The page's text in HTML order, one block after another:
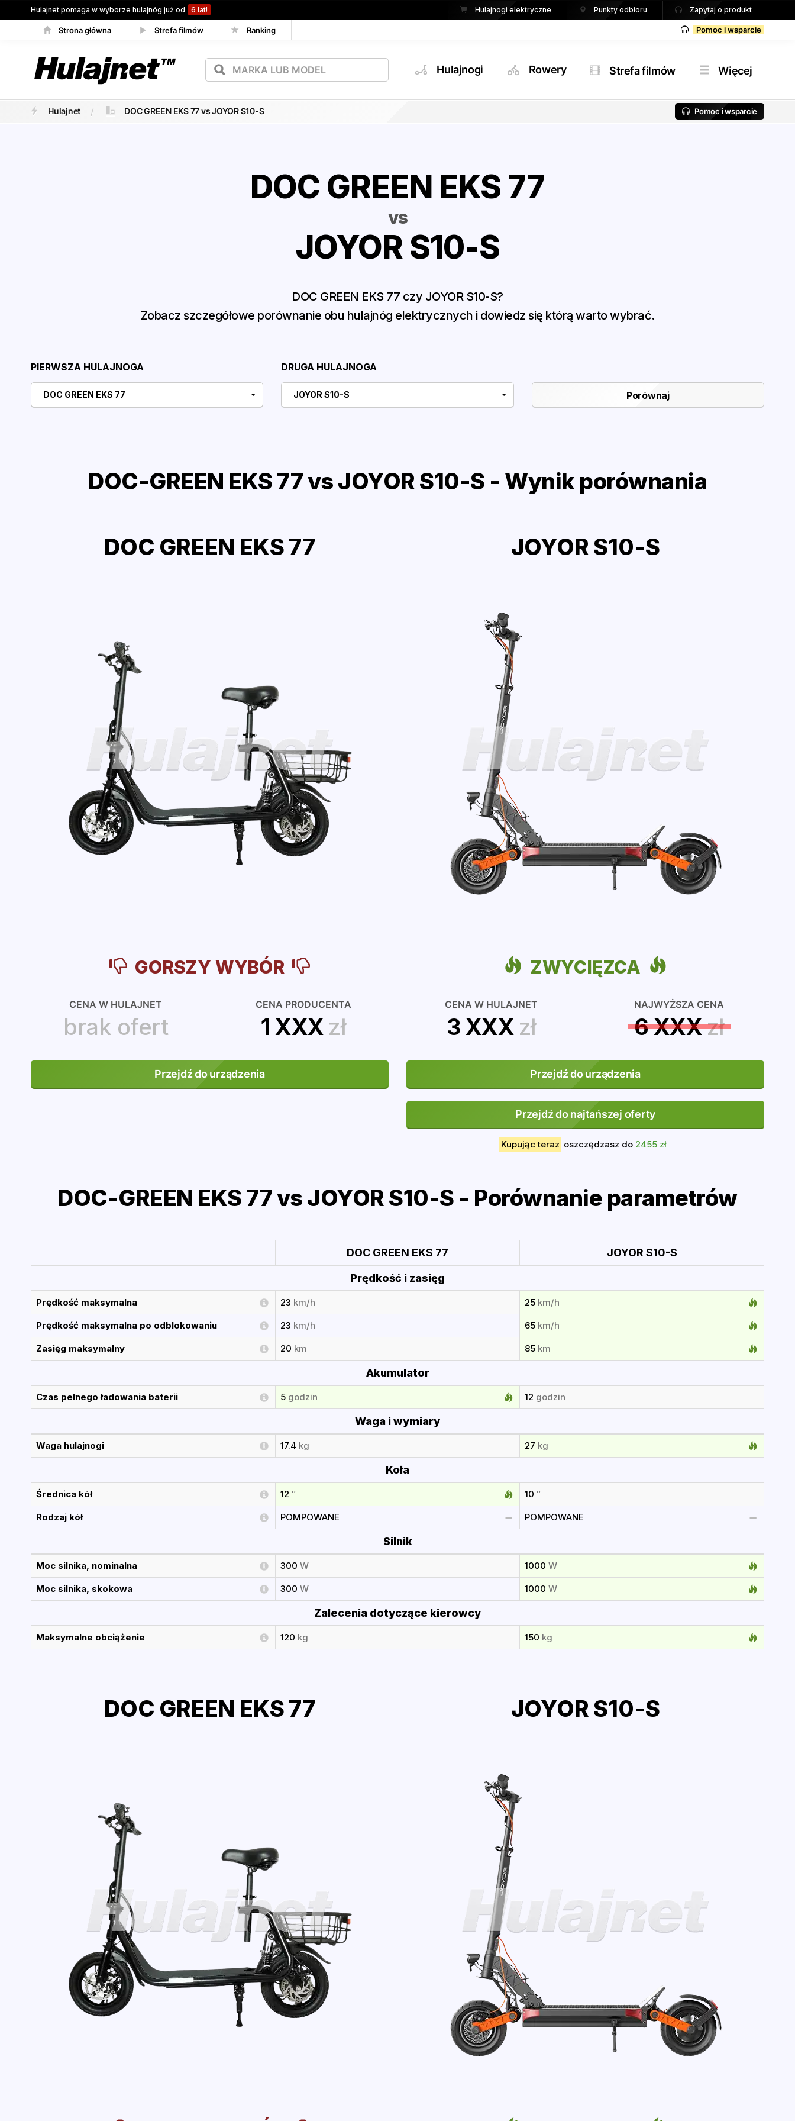
Hulajnet pomaga w wyborze hulajnóg już od 6 lat! Hulajnogi elektryczne Punkty odbioru Zapytaj o produkt
Strona główna Strefa filmów Ranking Pomoc i wsparcie
Hulajnogi Rowery Strefa filmów Więcej
Hulajnet DOC GREEN EKS 77 vs JOYOR S10-S Pomoc i wsparcie
DOC GREEN EKS 77
vs
JOYOR S10-S
DOC GREEN EKS 77 czy JOYOR S10-S?
Zobacz szczegółowe porównanie obu hulajnóg elektrycznych i dowiedz się którą warto wybrać.
PIERWSZA HULAJNOGA
DOC GREEN EKS 77
DRUGA HULAJNOGA
JOYOR S10-S
DOC-GREEN EKS 77 vs JOYOR S10-S - Wynik porównania
DOC GREEN EKS 77
GORSZY WYBÓR
CENA W HULAJNET
brak ofert
CENA PRODUCENTA
1 XXX zł
Przejdź do urządzenia
JOYOR S10-S
ZWYCIĘZCA
CENA W HULAJNET
3 XXX zł
NAJWYŻSZA CENA
6 XXXzł
Przejdź do urządzenia
Przejdź do najtańszej oferty
Kupując teraz oszczędzasz do 2455 zł
DOC-GREEN EKS 77 vs JOYOR S10-S - Porównanie parametrów
DOC GREEN EKS 77 JOYOR S10-S
Prędkość i zasięg
Prędkość maksymalna 23 km/h 25 km/h
Prędkość maksymalna po odblokowaniu 23 km/h 65 km/h
Zasięg maksymalny 20 km 85 km
Akumulator
Czas pełnego ładowania baterii 5 godzin 12 godzin
Waga i wymiary
Waga hulajnogi 17.4 kg 27 kg
Koła
Średnica kół 12 ″ 10 ″
Rodzaj kół POMPOWANE POMPOWANE
Silnik
Moc silnika, nominalna 300 W 1000 W
Moc silnika, skokowa 300 W 1000 W
Zalecenia dotyczące kierowcy
Maksymalne obciążenie 120 kg 150 kg
DOC GREEN EKS 77 JOYOR S10-S